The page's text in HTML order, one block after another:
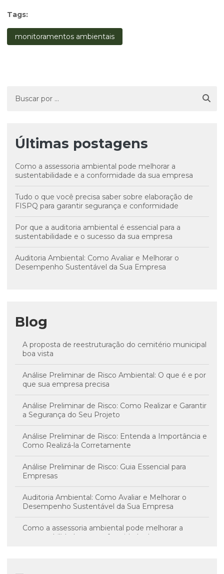
Tags:
monitoramentos ambientais
Últimas postagens
Como a assessoria ambiental pode melhorar a
sustentabilidade e a conformidade da sua empresa
Tudo o que você precisa saber sobre elaboração de
FISPQ para garantir segurança e conformidade
Por que a auditoria ambiental é essencial para a
sustentabilidade e o sucesso da sua empresa
Auditoria Ambiental: Como Avaliar e Melhorar o
Desempenho Sustentável da Sua Empresa
Blog
A proposta de reestruturação do cemitério municipal
boa vista
Análise Preliminar de Risco Ambiental: O que é e por
que sua empresa precisa
Análise Preliminar de Risco: Como Realizar e Garantir
a Segurança do Seu Projeto
Análise Preliminar de Risco: Entenda a Importância e
Como Realizá-la Corretamente
Análise Preliminar de Risco: Guia Essencial para
Empresas
Auditoria Ambiental: Como Avaliar e Melhorar o
Desempenho Sustentável da Sua Empresa
Como a assessoria ambiental pode melhorar a
sustentabilidade e a conformidade da sua empresa